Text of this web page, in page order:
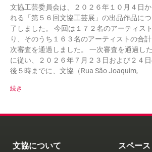
文協工芸委員会は、２０２６年１０月４日
れる「第５６回文協工芸展」の出品作品に
了しました。 今回は１７２名のアーティス
り、そのうち１６３名のアーティストの合
次審査を通過しました。 一次審査を通過し
に従い、２０２６年７月２３日および２４
後５時までに、文協（Rua São Joaquim,
続き
文協について スペース